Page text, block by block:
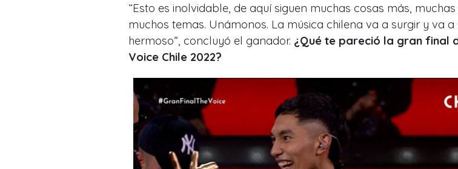
“Esto es inolvidable, de aquí siguen muchas cosas más, muchas
muchos temas. Unámonos. La música chilena va a surgir y va a
hermoso”, concluyó el ganador. ¿Qué te pareció la gran final
Voice Chile 2022?